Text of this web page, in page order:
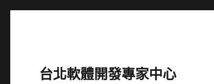
台北軟體開發專家中心